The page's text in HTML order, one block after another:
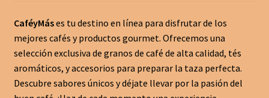
CaféyMáses tu destino en línea para disfrutar de los
mejores cafés y productos gourmet. Ofrecemos una
selección exclusiva de granos de café de alta calidad, tés
aromáticos, y accesorios para preparar la taza perfecta.
Descubre sabores únicos y déjate llevar por la pasión del